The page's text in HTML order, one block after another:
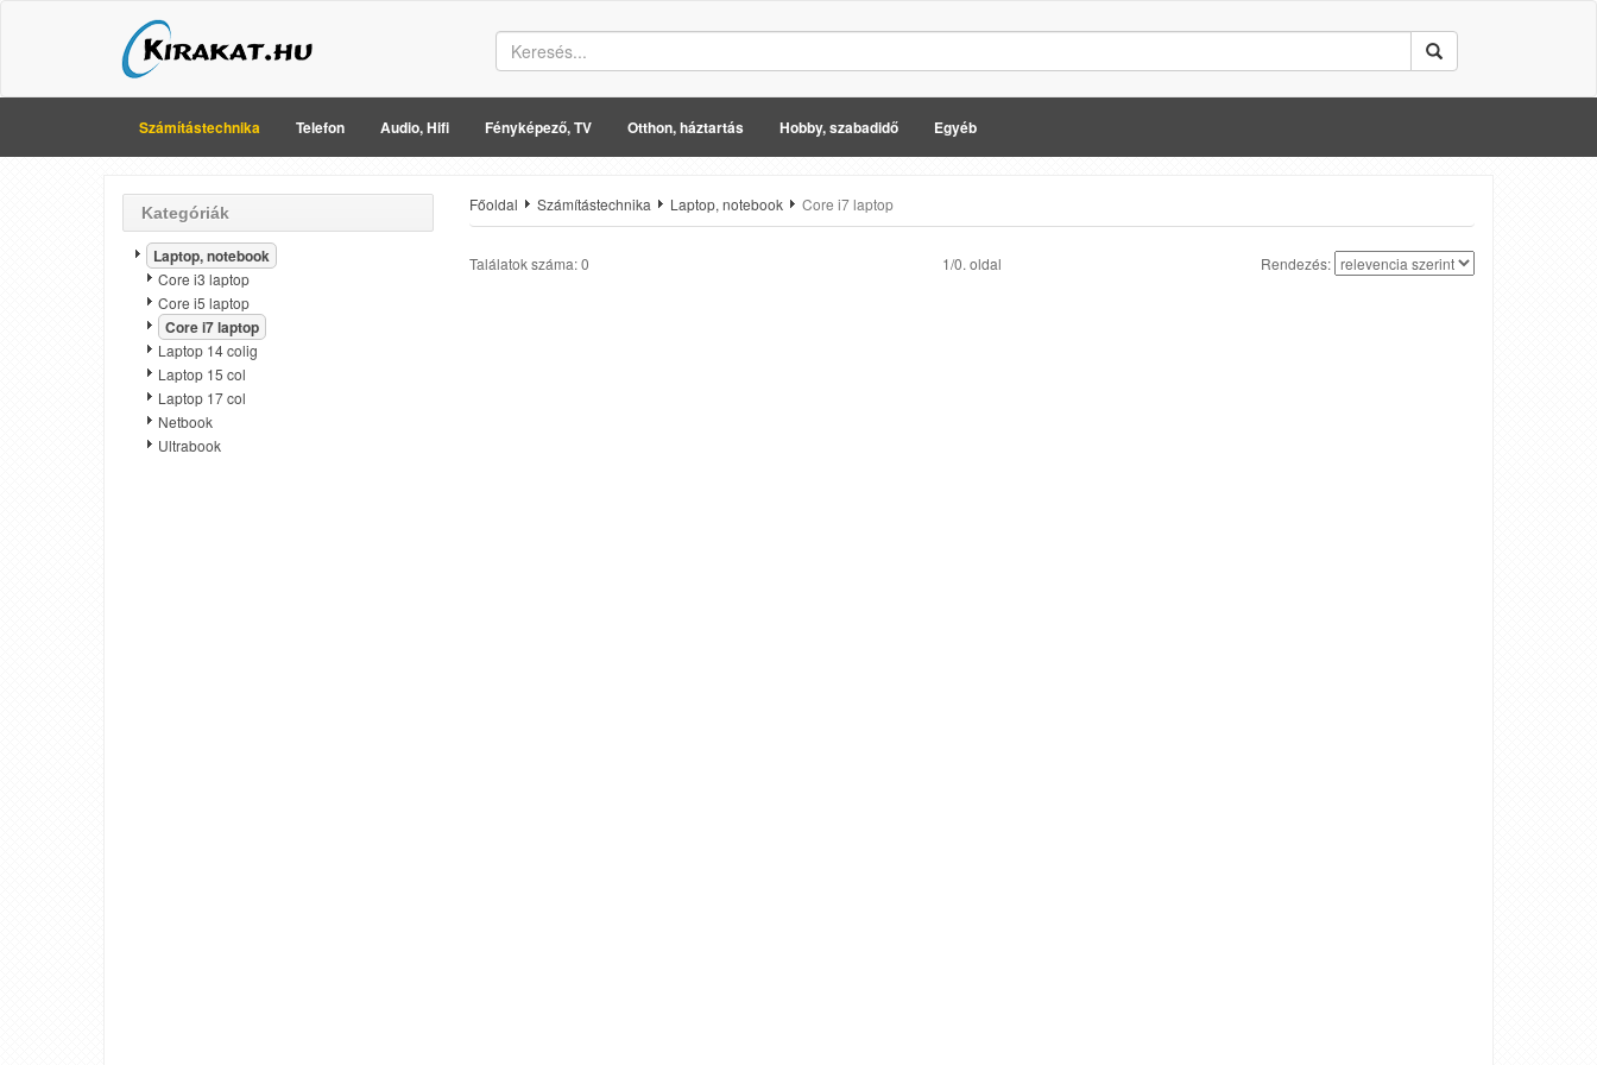
Számítástechnika Telefon Audio, Hifi Fényképező, TV Otthon, háztartás Hobby, szabadidő Egyéb
Kategóriák
Laptop, notebook
Core i3 laptop
Core i5 laptop
Core i7 laptop
Laptop 14 colig
Laptop 15 col
Laptop 17 col
Netbook
Ultrabook
Főoldal Számítástechnika Laptop, notebook Core i7 laptop
Találatok száma: 0 1/0. oldal Rendezés: